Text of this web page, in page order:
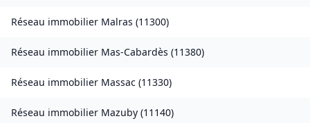
Réseau immobilier Malras (11300)
Réseau immobilier Mas-Cabardès (11380)
Réseau immobilier Massac (11330)
Réseau immobilier Mazuby (11140)